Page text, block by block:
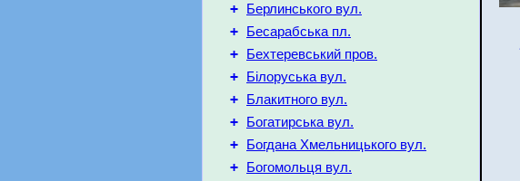
+ Берлинського вул.
+ Бесарабська пл.
+ Бехтеревський пров.
+ Білоруська вул.
+ Блакитного вул.
+ Богатирська вул.
+ Богдана Хмельницького вул.
+ Богомольця вул.